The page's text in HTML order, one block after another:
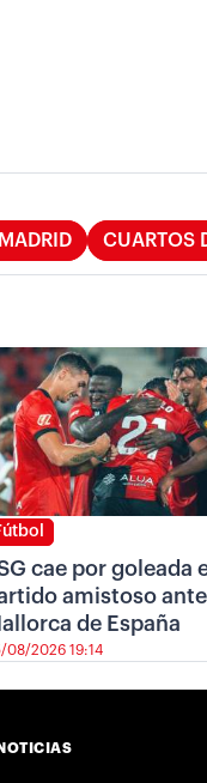
CUARTOS
cae por goleada
amistoso ante
de España
08/2026 19:14
NOTICIAS